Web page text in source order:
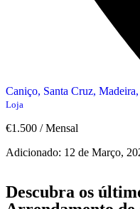
Caniço, Santa Cruz,
Loja
€1.500 / Mensal
Adicionado: 12 de Março,
Descubra os